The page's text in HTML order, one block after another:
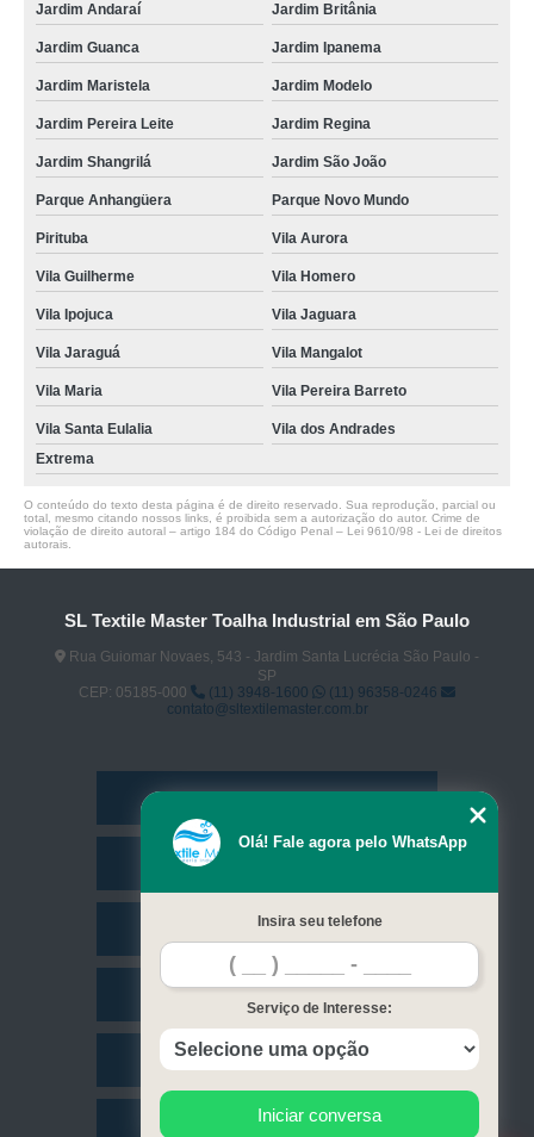
Jardim Andaraí Jardim Britânia
Jardim Guanca Jardim Ipanema
Jardim Maristela Jardim Modelo
Jardim Pereira Leite Jardim Regina
Jardim Shangrilá Jardim São João
Parque Anhangüera Parque Novo Mundo
Pirituba Vila Aurora
Vila Guilherme Vila Homero
Vila Ipojuca Vila Jaguara
Vila Jaraguá Vila Mangalot
Vila Maria Vila Pereira Barreto
Vila Santa Eulalia
Vila dos Andrades
Extrema
O conteúdo do texto desta página é de direito reservado. Sua reprodução, parcial ou
total, mesmo citando nossos links, é proibida sem a autorização do autor. Crime de
violação de direito autoral – artigo 184 do Código Penal – Lei 9610/98 - Lei de direitos
autorais
SL Textile Master Toalha Industrial em São Paulo
Rua Guiomar Novaes, 543 - Jardim Santa Lucrécia São Paulo -
SP
CEP: 05185-000
(11) 3948-1600
(11) 96358-0246
contato@sltextilemaster.com.br
Missão
Contato
Mapa do site
Olá! Fale agora pelo WhatsApp
Insira seu telefone
Serviço de Interesse:
Iniciar conversa